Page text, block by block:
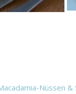
Nüssen &